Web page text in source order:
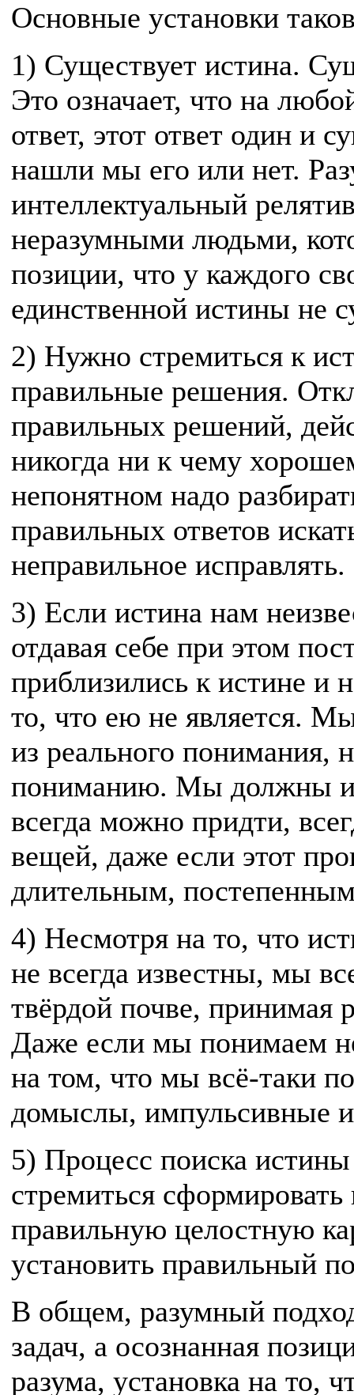
Основные установки
1) Существует истина.
Это означает, что на
ответ, этот ответ один и
нашли мы его или нет.
интеллектуальный
неразумными людьми,
позиции, что у каждого
единственной истины не
2) Нужно стремиться к
правильные решения.
правильных решений,
никогда ни к чему
непонятном надо
правильных ответов
неправильное исправлять.
3) Если истина нам
отдавая себе при этом
приблизились к истине и
то, что ею не является.
из реального понимания,
пониманию. Мы должны
всегда можно придти,
вещей, даже если этот
длительным,
4) Несмотря на то, что
не всегда известны, мы
твёрдой почве,
Даже если мы понимаем
на том, что мы всё-таки
домыслы, импульсивные
5) Процесс поиска
стремиться
правильную целостную
установить правильный
В общем, разумный
задач, а осознанная
разума, установка на то,